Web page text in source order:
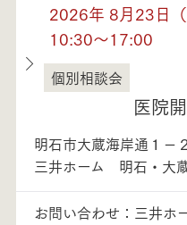
2026年 8月23日（
10:30～17:00
兵庫県
個別相談会
医院
明石市大蔵海岸通１－
三井ホーム 明石・大
お問い合わせ：三井ホ